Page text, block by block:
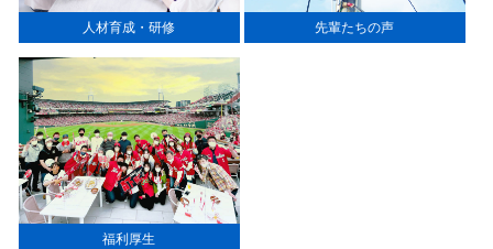
人材育成・研修 先輩たちの声
福利厚生